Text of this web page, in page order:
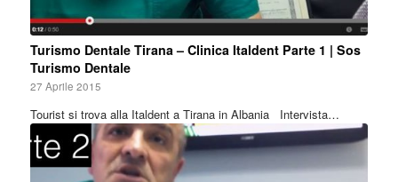
Turismo Dentale Tirana – Clinica Italdent Parte 1 | Sos
Turismo Dentale
27 Aprile 2015
Tourist si trova alla Italdent a Tirana in Albania Intervista…